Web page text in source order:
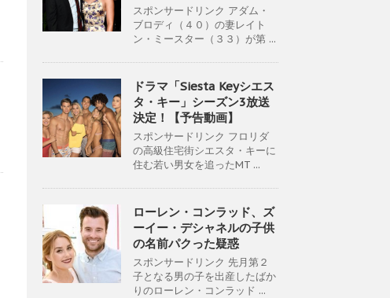
スポンサードリンク アダム・
ブロディ（４０）の妻レイト
ン・ミースター（３３）が第 ...
ドラマ「Siesta Keyシエス
タ・キー」シーズン3放送
決定！【予告動画】
スポンサードリンク フロリダ
の高級住宅街シエスタ・キーに
住む若い男女を追ったMT ...
ローレン・コンラッド、ズ
ーイー・デシャネルの子供
の名前パクった疑惑
スポンサードリンク 先月第２
子となる男の子を出産したばか
りのローレン・コンラッド ...